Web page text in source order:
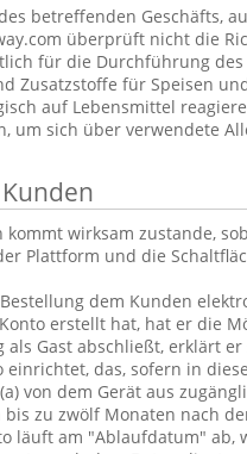
betreffenden Geschäfts,
überprüft nicht die
für die Durchführung des
Zusatzstoffe für Speisen
auf Lebensmittel
um sich über verwendete
wirksam zustande,
Plattform und die
dem Kunden
erstellt hat, hat er die
Gast abschließt, erklärt
das, sofern in
von dem Gerät aus
zu zwölf Monaten nach
läuft am "Ablaufdatum" ab,